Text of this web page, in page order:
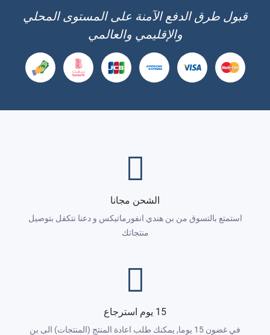
قبول طرق الدفع الآمنة على المستوى المحلي
والإقليمي والعالمي
الشحن مجانا
استمتع بالتسوق من بن هندي انفورماتيكس و دعنا نتكفل بتوصيل
منتجاتك
15 يوم استرجاع
في غضون 15 يوما, يمكنك طلب اعادة المنتج (المنتجات) الى بن